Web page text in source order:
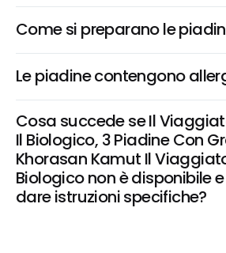
Come si preparano le
Le piadine contengono
Cosa succede se Il
Il Biologico, 3 Piadine Con
Khorasan Kamut Il
Biologico non è disponibile
dare istruzioni specifiche?